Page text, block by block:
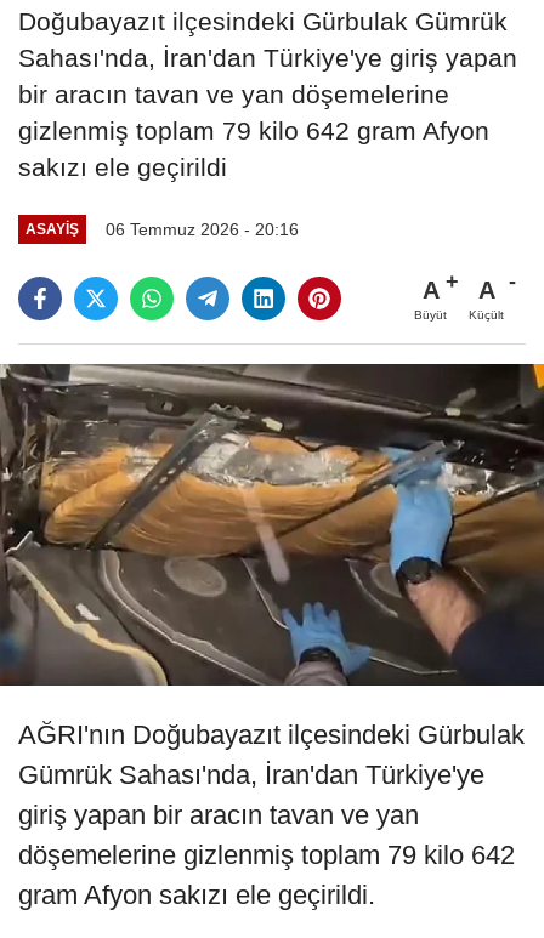
Doğubayazıt ilçesindeki Gürbulak Gümrük
Sahası'nda, İran'dan Türkiye'ye giriş yapan
bir aracın tavan ve yan döşemelerine
gizlenmiş toplam 79 kilo 642 gram Afyon
sakızı ele geçirildi
ASAYIŞ 06 Temmuz 2026 - 20:16
A
Büyüt
A
Küçült
AĞRI'nın Doğubayazıt ilçesindeki Gürbulak
Gümrük Sahası'nda, İran'dan Türkiye'ye
giriş yapan bir aracın tavan ve yan
döşemelerine gizlenmiş toplam 79 kilo 642
gram Afyon sakızı ele geçirildi.